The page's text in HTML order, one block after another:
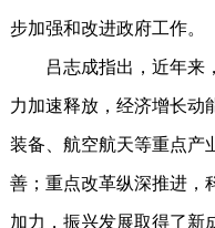
步加强和改进政府工作。
吕志成指出，近年来，
力加速释放，经济增长动
装备、航空航天等重点产
善；重点改革纵深推进，
加力，振兴发展取得了新